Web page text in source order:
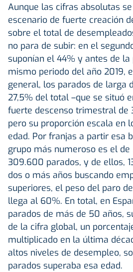
Aunque las cifras absolutas
escenario de fuerte creación
sobre el total de
no para de subir: en el
suponían el 44% y antes de
mismo periodo del año 2019,
general, los parados de larga
27,5% del total –que se situó
fuerte descenso trimestral de
pero su proporción escala en
edad. Por franjas a partir esa
grupo más numeroso es el
309.600 parados, y de ellos,
dos o más años buscando
superiores, el peso del paro
llega al 60%. En total, en
parados de más de 50 años,
de la cifra global, un
multiplicado en la última
altos niveles de desempleo,
parados superaba esa edad.